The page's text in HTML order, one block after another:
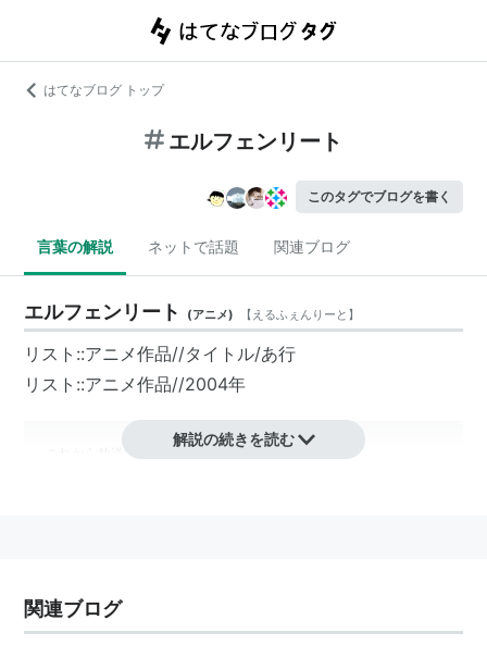
はてなブログ トップ
エルフェンリート
このタグでブログを書く
言葉の解説 ネットで話題 関連ブログ
エルフェンリート (アニメ) 【 えるふぇんりーと 】
リスト::アニメ作品//タイトル/あ行
リスト::アニメ作品//2004年
これから放送する「エルフェンリート」には
お子様の視聴には十分ご注意ください。
チューナーの操作による視聴年齢制限（ペアレンタルロック）
解説の続きを読む
関連ブログ